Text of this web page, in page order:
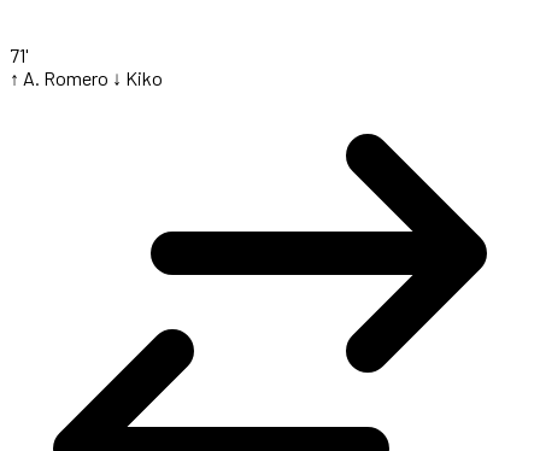
71'
↑ A. Romero ↓ Kiko